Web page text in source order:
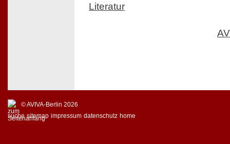
Literatur
© AVIVA-Berlin 2026
suche sitemap impressum datenschutz home